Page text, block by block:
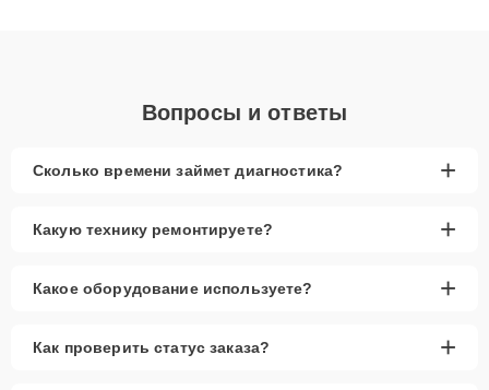
Вопросы и ответы
Сколько времени займет диагностика? +
Какую технику ремонтируете? +
Какое оборудование используете? +
Как проверить статус заказа?
+